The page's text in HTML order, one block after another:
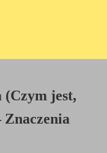
(Czym jest,